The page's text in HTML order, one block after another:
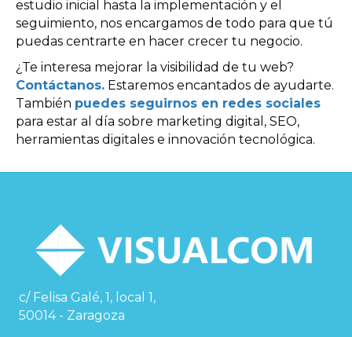
estudio inicial hasta la implementación y el
seguimiento, nos encargamos de todo para que tú
puedas centrarte en hacer crecer tu negocio.
¿Te interesa mejorar la visibilidad de tu web?
Contáctanos. Estaremos encantados de ayudarte.
También puedes seguirnos en redes sociales
para estar al día sobre marketing digital, SEO,
herramientas digitales e innovación tecnológica.
c/ Felisa Galé, 1, local 1,
50014 - Zaragoza